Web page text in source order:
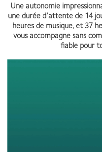
Une autonomie
une durée d'attente de 14
heures de musique, et 37
vous accompagne sans
fiable pour